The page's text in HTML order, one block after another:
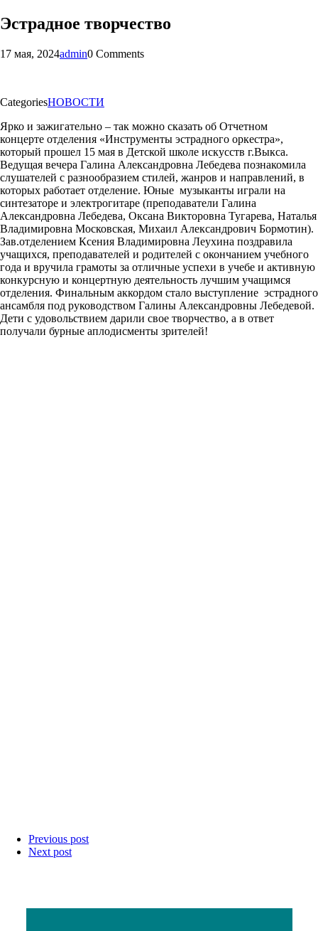
Эстрадное творчество
17 мая, 2024admin0 Comments
CategoriesНОВОСТИ
Ярко и зажигательно – так можно сказать об Отчетном
концерте отделения «Инструменты эстрадного оркестра»,
который прошел 15 мая в Детской школе искусств г.Выкса.
Ведущая вечера Галина Александровна Лебедева познакомила
слушателей с разнообразием стилей, жанров и направлений, в
которых работает отделение. Юные музыканты играли на
синтезаторе и электрогитаре (преподаватели Галина
Александровна Лебедева, Оксана Викторовна Тугарева, Наталья
Владимировна Московская, Михаил Александрович Бормотин).
Зав.отделением Ксения Владимировна Леухина поздравила
учащихся, преподавателей и родителей с окончанием учебного
года и вручила грамоты за отличные успехи в учебе и активную
конкурсную и концертную деятельность лучшим учащимся
отделения. Финальным аккордом стало выступление эстрадного
ансамбля под руководством Галины Александровны Лебедевой.
Дети с удовольствием дарили свое творчество, а в ответ
получали бурные аплодисменты зрителей!
Previous post
Next post